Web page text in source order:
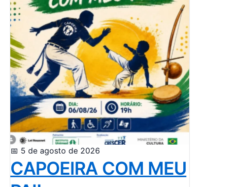
📅 5 de agosto de 2026
CAPOEIRA COM MEU